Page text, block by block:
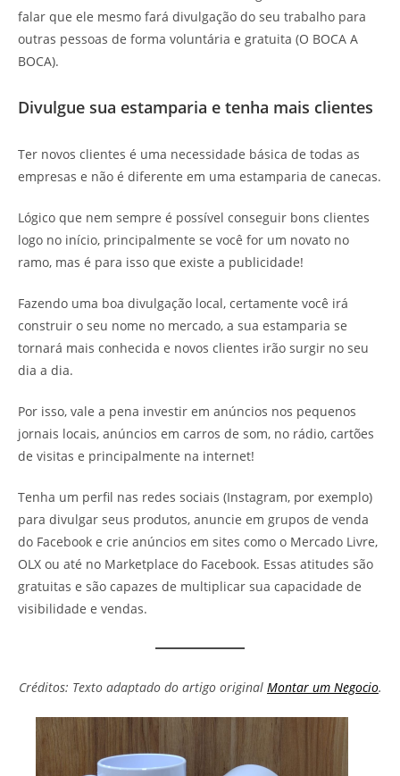
falar que ele mesmo fará divulgação do seu trabalho para
outras pessoas de forma voluntária e gratuita (O BOCA A
BOCA).
Divulgue sua estamparia e tenha mais clientes
Ter novos clientes é uma necessidade básica de todas as
empresas e não é diferente em uma estamparia de canecas.
Lógico que nem sempre é possível conseguir bons clientes
logo no início, principalmente se você for um novato no
ramo, mas é para isso que existe a publicidade!
Fazendo uma boa divulgação local, certamente você irá
construir o seu nome no mercado, a sua estamparia se
tornará mais conhecida e novos clientes irão surgir no seu
dia a dia.
Por isso, vale a pena investir em anúncios nos pequenos
jornais locais, anúncios em carros de som, no rádio, cartões
de visitas e principalmente na internet!
Tenha um perfil nas redes sociais (Instagram, por exemplo)
para divulgar seus produtos, anuncie em grupos de venda
do Facebook e crie anúncios em sites como o Mercado Livre,
OLX ou até no Marketplace do Facebook. Essas atitudes são
gratuitas e são capazes de multiplicar sua capacidade de
visibilidade e vendas.
Créditos: Texto adaptado do artigo original Montar um Negocio.